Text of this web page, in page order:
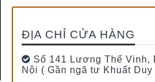
ĐỊA CHỈ CỬA HÀNG
Số 141 Lương Thế Vinh,
Nội ( Gần ngã tư Khuất